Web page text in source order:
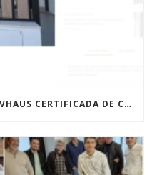
¡PRIMERA VIVIENDA PASSIVHAUS CERTIFICADA DE CÓRDOBA!